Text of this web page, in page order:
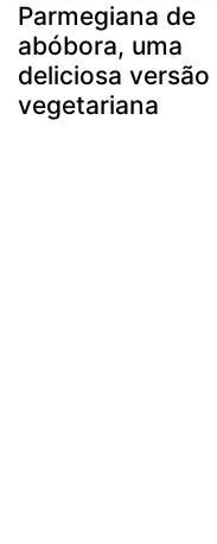
Parmegiana de
abóbora, uma
deliciosa versão
vegetariana